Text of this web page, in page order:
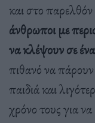
και στο παρελθόν
άνθρωποι με
να κλέψουν σε
πιθανό να
παιδιά και
χρόνο τους για